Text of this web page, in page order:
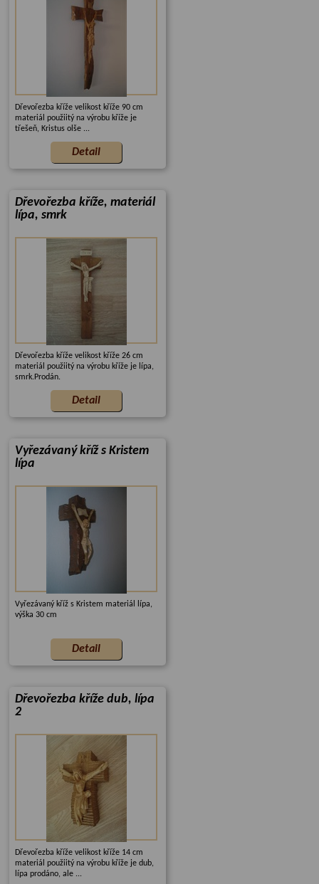
Dřevořezba kříže velikost kříže 90 cm
materiál použiitý na výrobu kříže je
třešeň, Kristus olše ...
Dřevořezba kříže, materiál
lípa, smrk
Dřevořezba kříže velikost kříže 26 cm
materiál použiitý na výrobu kříže je lípa,
smrk.Prodán.
Vyřezávaný kříž s Kristem
lípa
Vyřezávaný kříž s Kristem materiál lípa,
výška 30 cm
Dřevořezba kříže dub, lípa
2
Dřevořezba kříže velikost kříže 14 cm
materiál použiitý na výrobu kříže je dub,
lípa prodáno, ale ...